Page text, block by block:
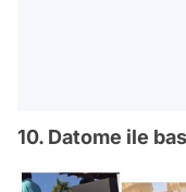
10. Datome ile